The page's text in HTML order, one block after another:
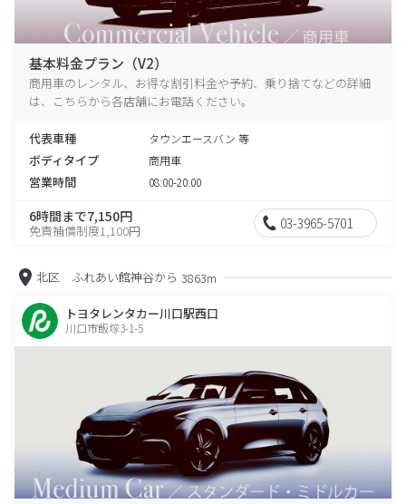
基本料金プラン（V2）
商用車のレンタル、お得な割引料金や予約、乗り捨てなどの詳細
は、こちらから各店舗にお電話ください。
代表車種 タウンエースバン 等
ボディタイプ 商用車
営業時間 08:00-20:00
6時間まで7,150円
免責補償制度1,100円 03-3965-5701
北区 ふれあい館神谷から 3863m
トヨタレンタカー川口駅西口
川口市飯塚3-1-5